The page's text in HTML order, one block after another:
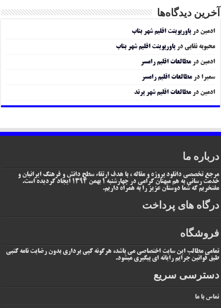
آخرین دیدگاه‌ها
ادمین درپاورپوینت اقلیم شهر بناب
محبوبه نقابی درپاورپوینت اقلیم شهر بناب
ادمین درمطالعات اقلیم رامسر
سمیرا درمطالعات اقلیم رامسر
ادمین درمطالعات اقلیم شهر پرند
درباره ما
مرجع تخصصی دانلود پروژه و مقاله ، با هدف ارتقاء سطح دانش و فرهنگ ایرانیان و
خدمت رسانی به هم میهنان گرامی در چهارشنبه 1 بهمن 1394 ایجاد گردیده است.
مفتخریم که شما دوستان عزیز را به همراه داریم.
درگاه های پرداخت
فروشگاه
تمامی مطالب این سایت اختصاصی می باشد، هرگونه کپی برداری بدون رضایت نامه کتبی
طبق قوانین جرایم رایانه ای پیگیری میشود.
دسترسی سریع
تماس با ما